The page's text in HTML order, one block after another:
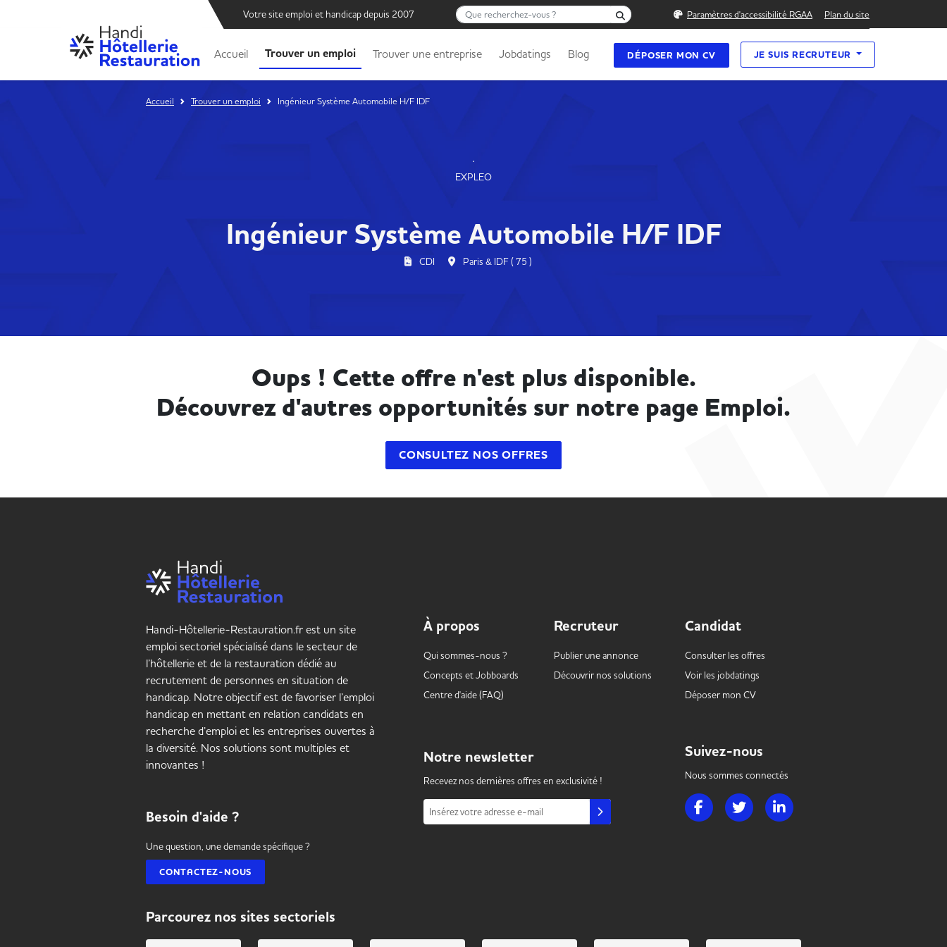
Votre site emploi et handicap depuis 2007 Que recherchez-vous ? Rechercher Paramètres d'accessibilité RGAA Plan du site
Accueil Trouver un emploi Trouver une entreprise Jobdatings Blog DÉPOSER MON CV JE SUIS RECRUTEUR
Accueil Trouver un emploi Ingénieur Système Automobile H/F IDF
EXPLEO
Ingénieur Système Automobile H/F IDF
CDI Paris & IDF ( 75 )
Oups ! Cette offre n'est plus disponible.
Découvrez d'autres opportunités sur notre page Emploi.
CONSULTEZ NOS OFFRES
Handi-Hôtellerie-Restauration.fr est un site
emploi sectoriel spécialisé dans le secteur de
l’hôtellerie et de la restauration dédié au
recrutement de personnes en situation de
handicap. Notre objectif est de favoriser l’emploi
handicap en mettant en relation candidats en
recherche d’emploi et les entreprises ouvertes à
la diversité. Nos solutions sont multiples et
innovantes !
Besoin d'aide ?
Une question, une demande spécifique ?
CONTACTEZ-NOUS
À propos
Qui sommes-nous ?
Concepts etJobboards
Centre d'aide (FAQ)
Recruteur
Publier une annonce
Découvrir nos solutions
Candidat
Consulter les offres
Voir les jobdatings
Déposer mon CV
Notre newsletter
Recevez nos dernières offres en exclusivité !
Insérez votre adresse e-mail
Suivez-nous
Nous sommes connectés
Page Facebook de Handi Hotellerie Restauration
Page Twitter de Handi Hotellerie Restauration
Parcourez nos sites sectoriels